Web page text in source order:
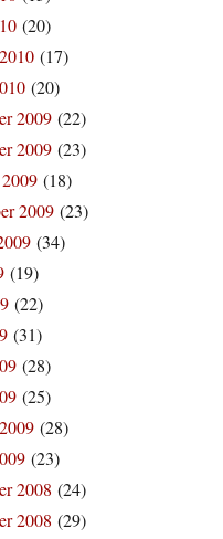
(20)
(17)
(20)
2009 (22)
2009 (23)
(18)
2009 (23)
(34)
(19)
(22)
(31)
(28)
(25)
(28)
(23)
2008 (24)
2008 (29)